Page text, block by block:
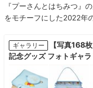
『プーさんとはちみつ』
をモチーフにした2022年
ギャラリー
【写真168
記念グッズ フォトギャ